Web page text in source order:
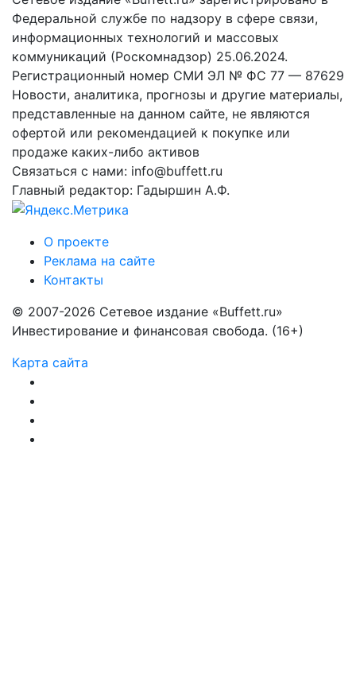
Федеральной службе по надзору в сфере связи,
информационных технологий и массовых
коммуникаций (Роскомнадзор) 25.06.2024.
Регистрационный номер СМИ ЭЛ № ФС 77 — 87629
Новости, аналитика, прогнозы и другие материалы,
представленные на данном сайте, не являются
офертой или рекомендацией к покупке или
продаже каких-либо активов
Связаться с нами: info@buffett.ru
Главный редактор: Гадыршин А.Ф.
О проекте
Реклама на сайте
Контакты
© 2007-2026 Сетевое издание «Buffett.ru»
Инвестирование и финансовая свобода. (16+)
Карта сайта